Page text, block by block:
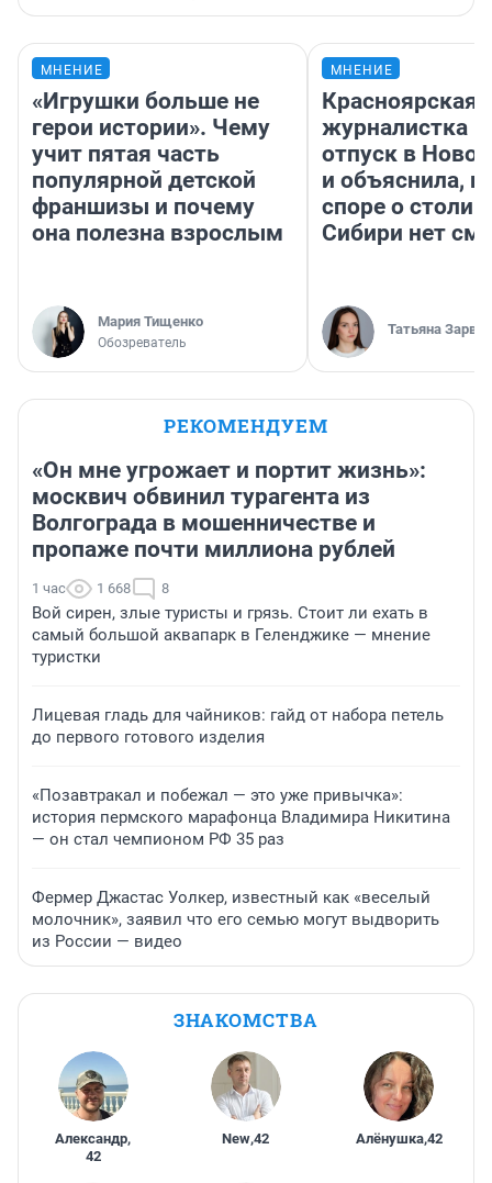
МНЕНИЕ
«Игрушки больше не
герои истории». Чему
учит пятая часть
популярной детской
франшизы и почему
она полезна взрослым
Мария Тищенко
Обозреватель
МНЕНИЕ
Красноярская
журналистка
отпуск в
и объяснила,
споре о
Сибири нет
Татьяна Зарва
РЕКОМЕНДУЕМ
«Он мне угрожает и портит жизнь»:
москвич обвинил турагента из
Волгограда в мошенничестве и
пропаже почти миллиона рублей
1 час 1 668 8
Вой сирен, злые туристы и грязь. Стоит ли ехать в
самый большой аквапарк в Геленджике — мнение
туристки
Лицевая гладь для чайников: гайд от набора петель
до первого готового изделия
«Позавтракал и побежал — это уже привычка»:
история пермского марафонца Владимира Никитина
— он стал чемпионом РФ 35 раз
Фермер Джастас Уолкер, известный как «веселый
молочник», заявил что его семью могут выдворить
из России — видео
ЗНАКОМСТВА
Александр,
42
New,42 Алёнушка,42